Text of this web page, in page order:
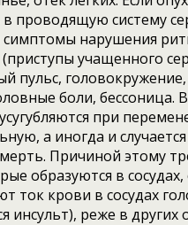
в проводящую систему
симптомы нарушения
учащенного
пульс, головокружение,
боли, бессоница.
при
а иногда и
Причиной этому
образуются в
ток крови в сосудах
инсульт), реже в других